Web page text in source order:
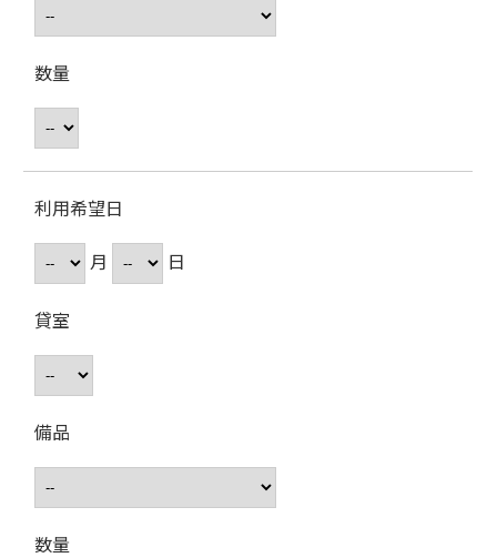
数量
利用希望日
月
日
貸室
備品
数量